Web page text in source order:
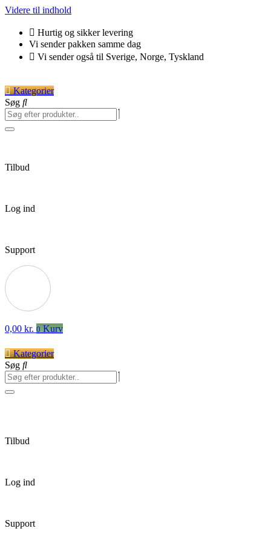
Videre til indhold
Hurtig og sikker levering
Vi sender pakken samme dag
Vi sender også til Sverige, Norge, Tyskland
Kategorier
Søg
Tilbud
Log ind
Support
0,00 kr. 0 Kurv
Kategorier
Søg
Tilbud
Log ind
Support